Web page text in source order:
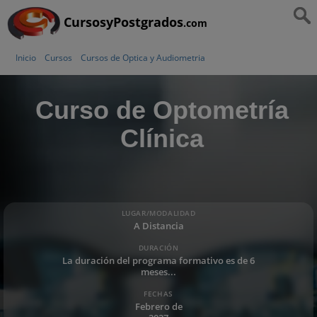
CursosyPostgrados.com
Inicio Cursos Cursos de Optica y Audiometria
Curso de Optometría
Clínica
LUGAR/MODALIDAD
A Distancia
DURACIÓN
La duración del programa formativo es de 6
meses...
FECHAS
Febrero de